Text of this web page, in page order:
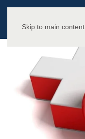
Skip to main content